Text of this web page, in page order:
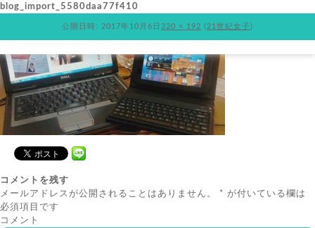
blog_import_5580daa77f410
公開日時: 2017年10月6日 320 × 192 (21世紀女子)
コメントを残す
メールアドレスが公開されることはありません。
* が付いている欄は
必須項目です
コメント